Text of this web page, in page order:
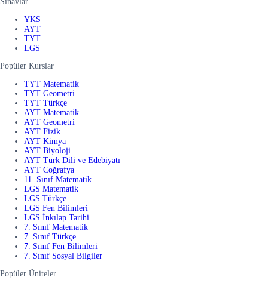
YKS
AYT
TYT
LGS
Popüler Kurslar
TYT Matematik
TYT Geometri
TYT Türkçe
AYT Matematik
AYT Geometri
AYT Fizik
AYT Kimya
AYT Biyoloji
AYT Türk Dili ve Edebiyatı
AYT Coğrafya
11. Sınıf Matematik
LGS Matematik
LGS Türkçe
LGS Fen Bilimleri
LGS İnkılap Tarihi
7. Sınıf Matematik
7. Sınıf Türkçe
7. Sınıf Fen Bilimleri
7. Sınıf Sosyal Bilgiler
Popüler Üniteler